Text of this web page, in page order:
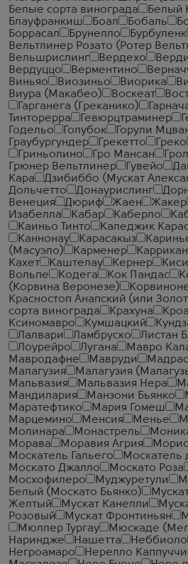
Белые сорта винограда
Блауфранкиш
Боал Бобаль
Боррасал
Брунелло Бурбуленк
Вельтлинер Розато (Ротер
Вельшрислинг
Вердехо
Вердуццо
Верментино
Виньяо
Виозиньо Виорика
Виура (Макабео)
Воскеат
Гарганега (Греканико)
Тинторерра
Гевюрцтраминер
Годельо
Голубок Горули
Граубургундер
Грекетто Греко
Гриньолино
Гро Мансан
Грюнер Вельтлинер
Гувейо
Кара
Дзибиббо (Мускат
Дольчетто
Донаурислинг
Венеция
Дюриф Жаен Жакер
Изабелла
Кабар Каберло
Каиньо Тинто
Каледжик
Каннонау
Карасакыз
(Масуэло)
Карменер
Кахет
Каштелау Кернер Киси
Вольпе
Кодега Кок Пандас
(Корвина Веронезе)
Красностоп Анапский (или
сорта винограда
Крахуна
Ксиномавро
Кумшацкий
Лалвари
Ламбруско Листан
Лоурейро
Лугана
Мавро
Мавродафне
Мавруди
Малагузия
Малагузия
Мальвазия
Мальвазия Нера
Мандилария
Манзони Бьянко
Маратефтико
Мария Гомеш
Марцемино
Менсия Менье
Молинара
Монастрель
Морава
Моравия Агрия
Москатель Гальего
Москатель
Москато Джалло
Москато Роза
Мосхофилеро
Муджуретули
Белый (Москато Бьянко)
Желтый
Мускат Канелли
Розовый
Мускат Фронтиньян
Мюллер Тургау
Мюскаде
Нариндже
Нашетта Неббиоло
Негроамаро
Нерелло